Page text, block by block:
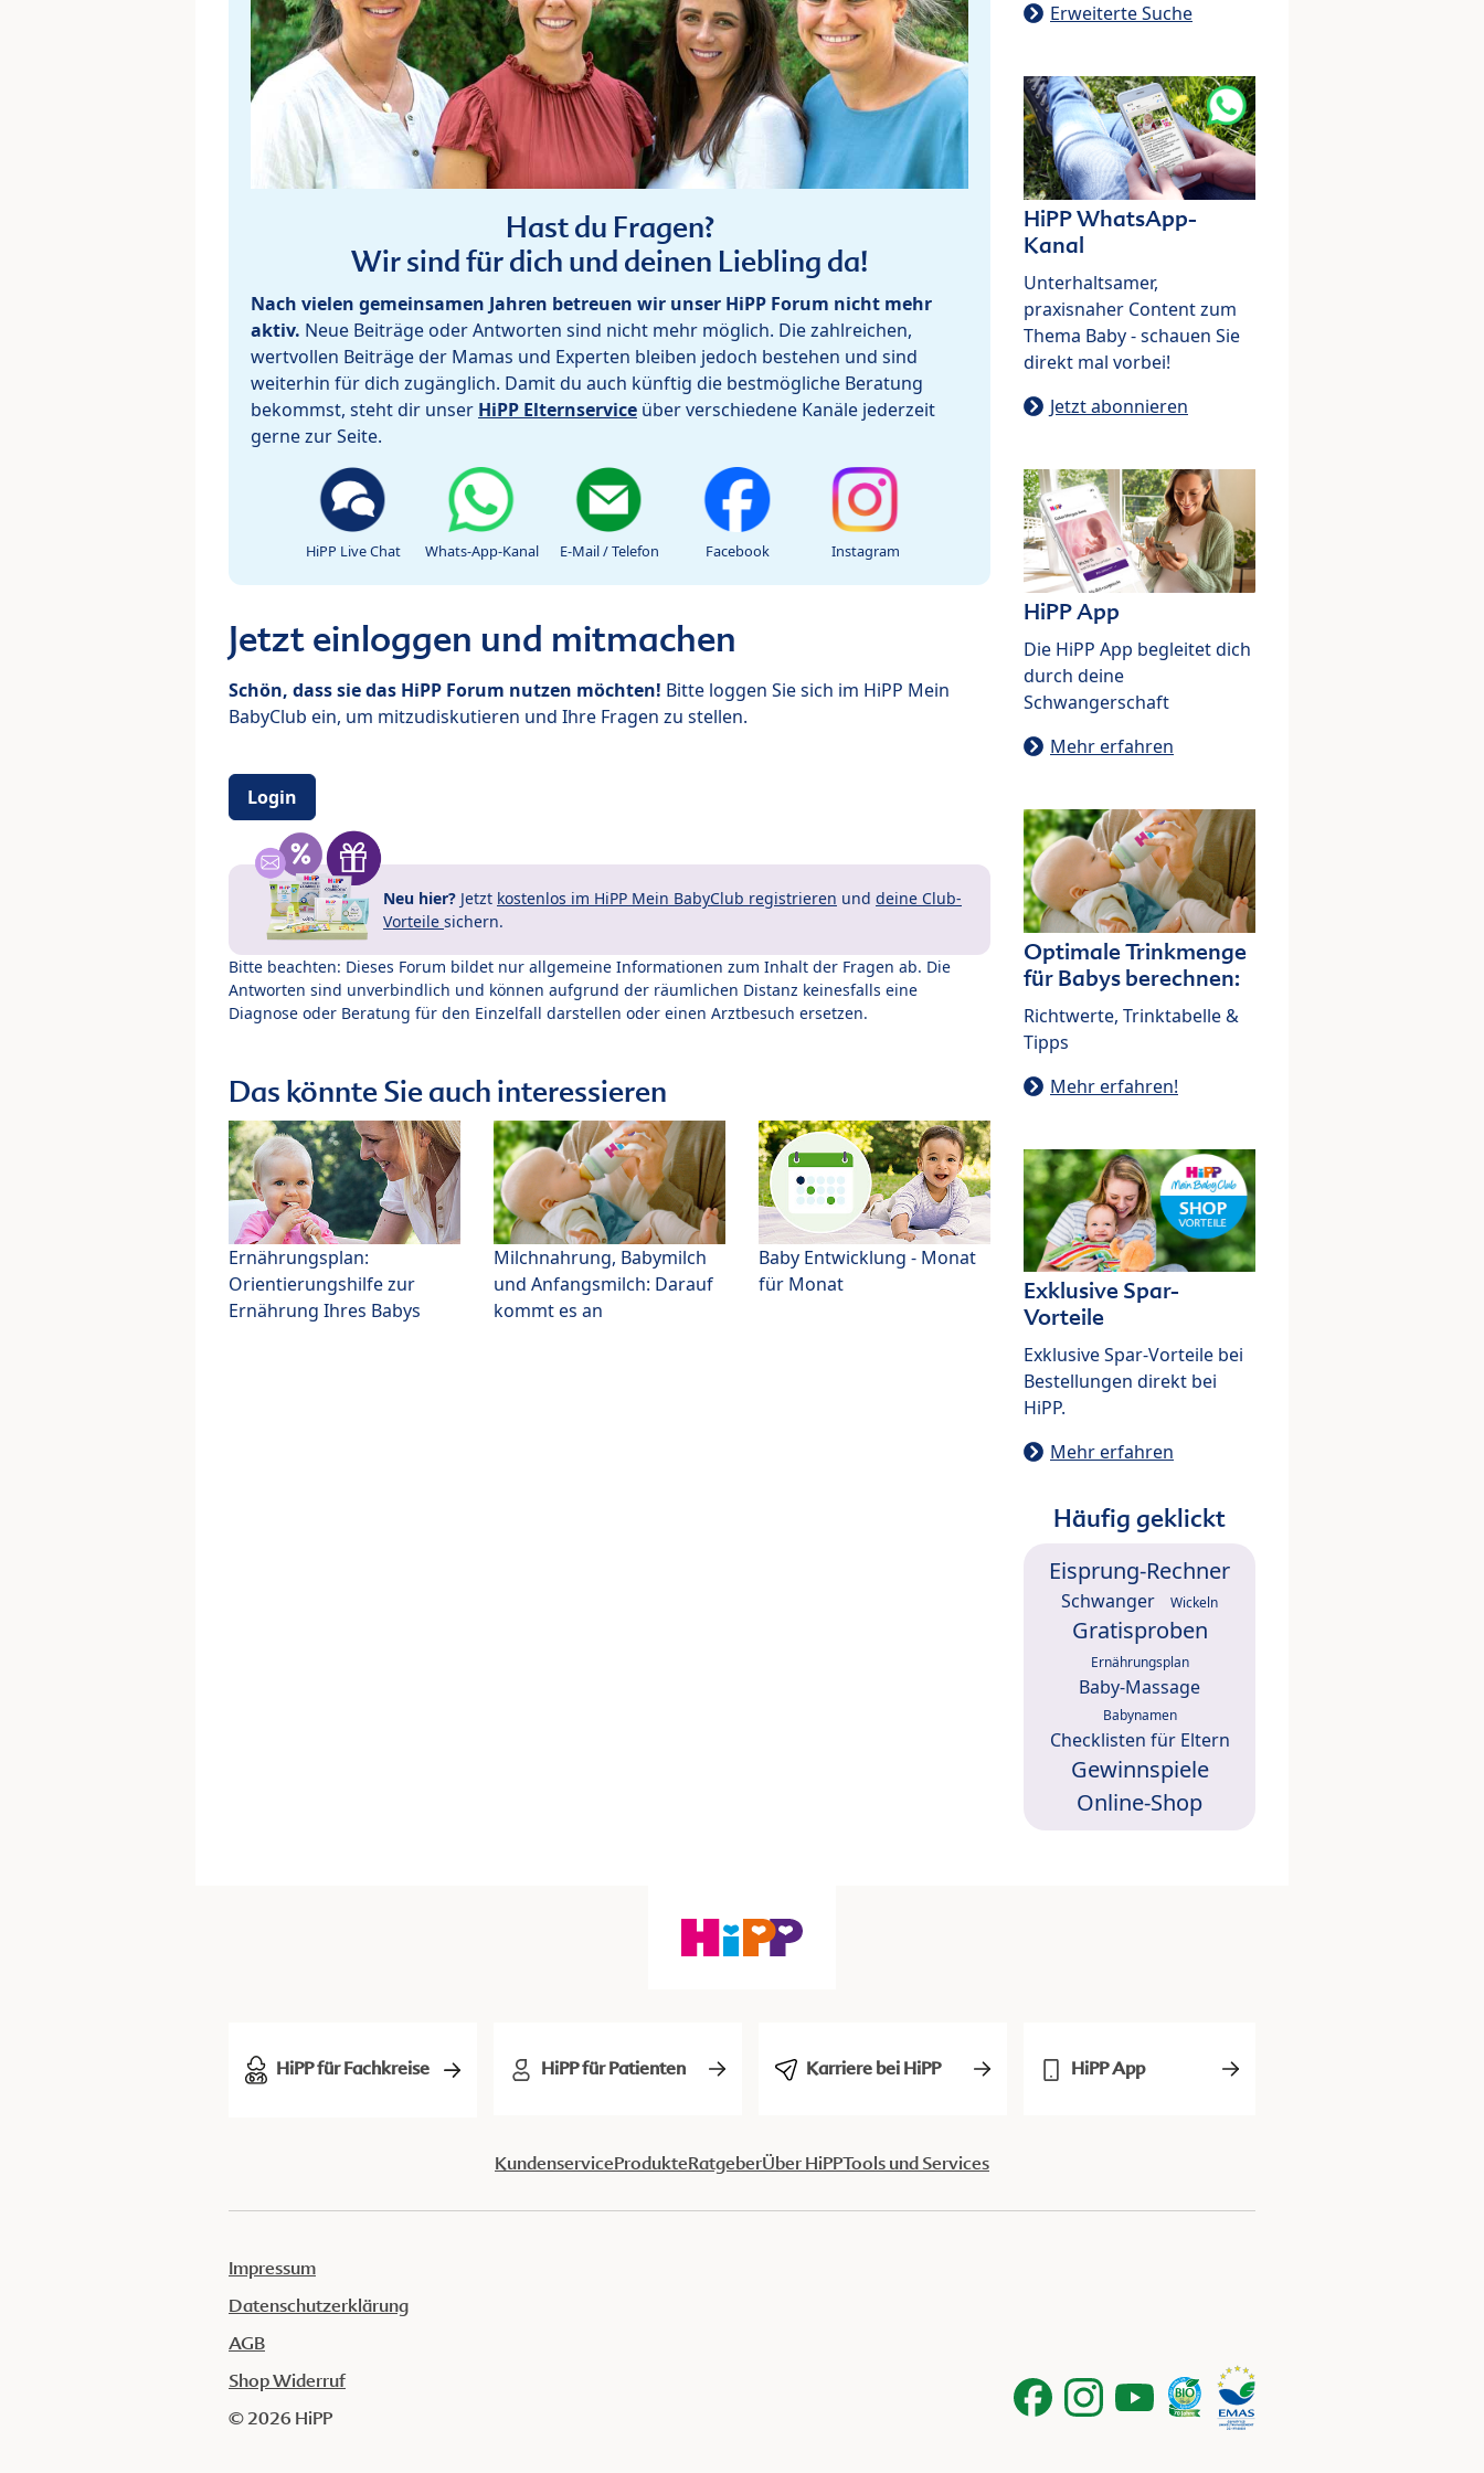
Hast du Fragen?
Wir sind für dich und deinen Liebling da!
Nach vielen gemeinsamen Jahren betreuen wir unser HiPP Forum nicht mehr
aktiv. Neue Beiträge oder Antworten sind nicht mehr möglich. Die zahlreichen,
wertvollen Beiträge der Mamas und Experten bleiben jedoch bestehen und sind
weiterhin für dich zugänglich. Damit du auch künftig die bestmögliche Beratung
bekommst, steht dir unser HiPP Elternservice über verschiedene Kanäle jederzeit
gerne zur Seite.
HiPP Live Chat Whats-App-Kanal E-Mail / Telefon Facebook Instagram
Jetzt einloggen und mitmachen
Schön, dass sie das HiPP Forum nutzen möchten! Bitte loggen Sie sich im HiPP Mein
BabyClub ein, um mitzudiskutieren und Ihre Fragen zu stellen.
Login
Neu hier? Jetzt kostenlos im HiPP Mein BabyClub registrieren und deine Club-
Vorteile sichern.
Bitte beachten: Dieses Forum bildet nur allgemeine Informationen zum Inhalt der Fragen ab. Die
Antworten sind unverbindlich und können aufgrund der räumlichen Distanz keinesfalls eine
Diagnose oder Beratung für den Einzelfall darstellen oder einen Arztbesuch ersetzen.
Das könnte Sie auch interessieren
Ernährungsplan:
Orientierungshilfe zur
Ernährung Ihres Babys
Milchnahrung, Babymilch
und Anfangsmilch: Darauf
kommt es an
Baby Entwicklung - Monat
für Monat
Erweiterte Suche
HiPP WhatsApp-
Kanal
Unterhaltsamer,
praxisnaher Content zum
Thema Baby - schauen Sie
direkt mal vorbei!
Jetzt abonnieren
HiPP App
Die HiPP App begleitet dich
durch deine
Schwangerschaft
Mehr erfahren
Optimale Trinkmenge
für Babys berechnen:
Richtwerte, Trinktabelle &
Tipps
Mehr erfahren!
Exklusive Spar-
Vorteile
Exklusive Spar-Vorteile bei
Bestellungen direkt bei
HiPP.
Mehr erfahren
Häufig geklickt
Eisprung-Rechner
Schwanger Wickeln
Gratisproben
Ernährungsplan
Baby-Massage
Babynamen
Checklisten für Eltern
Gewinnspiele
Online-Shop
HiPP für Fachkreise HiPP für Patienten Karriere bei HiPP HiPP App
KundenserviceProdukteRatgeberÜber HiPPTools und Services
Impressum
Datenschutzerklärung
AGB
Shop Widerruf
© 2026 HiPP